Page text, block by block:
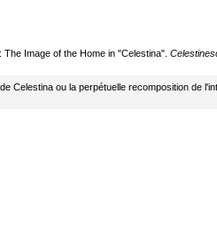
Image of the Home in "Celestina".
Celestina ou la perpétuelle recomposition de